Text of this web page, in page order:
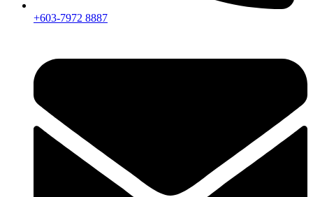
+603-7972 8887